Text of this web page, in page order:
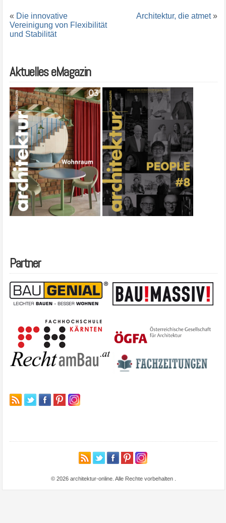
« Die innovative
Vereinigung von Flexibilität
und Stabilität
Architektur, die atmet»
Aktuelles eMagazin
Partner
© 2026 architektur-online. Alle Rechte vorbehalten